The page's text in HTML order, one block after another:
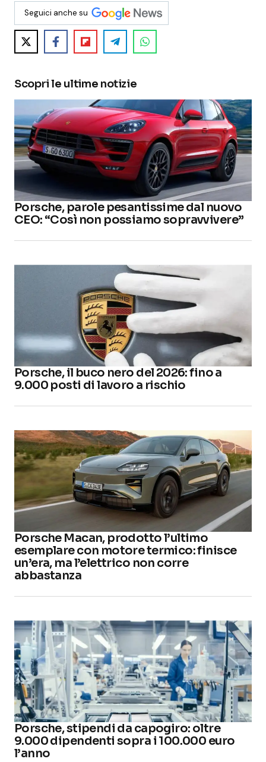
Seguici anche su
Scopri le ultime notizie
Porsche, parole pesantissime dal nuovo
CEO: “Così non possiamo sopravvivere”
Porsche, il buco nero del 2026: fino a
9.000 posti di lavoro a rischio
Porsche Macan, prodotto l’ultimo
esemplare con motore termico: finisce
un’era, ma l’elettrico non corre
abbastanza
Porsche, stipendi da capogiro: oltre
9.000 dipendenti sopra i 100.000 euro
l’anno